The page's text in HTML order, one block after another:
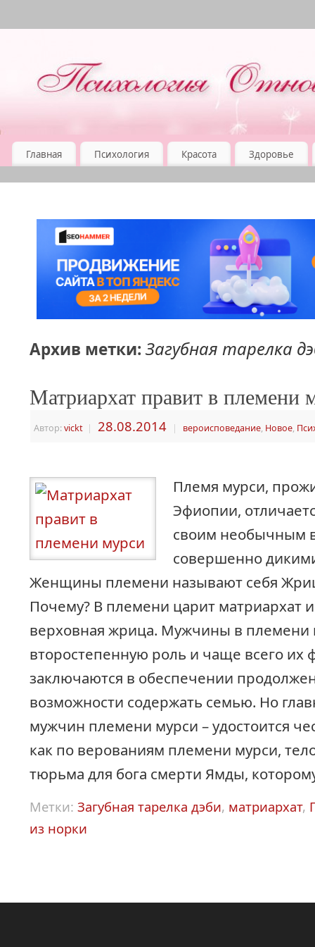
Главная Психология Красота Здоровье
Архив метки: Загубная тарелка
Матриархат правит в племени
Автор:vickt | 28.08.2014 | вероисповедание, Новое,
Племя мурси,
Эфиопии,
своим необычным
совершенно
Женщины племени называют себя
Почему? В племени царит матриархат
верховная жрица. Мужчины в
второстепенную роль и чаще всего их
заключаются в обеспечении
возможности содержать семью. Но
мужчин племени мурси – удостоится
как по верованиям племени мурси,
тюрьма для бога смерти Ямды,
Метки: Загубная тарелка дэби, матриархат,
из норки